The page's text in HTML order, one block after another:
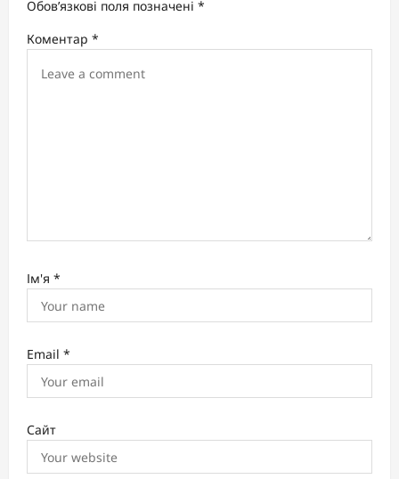
t
i
Обов’язкові поля позначені *
Коментар *
Ім'я *
Email *
Сайт